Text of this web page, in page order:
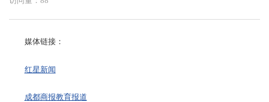
媒体链接：
红星新闻
成都商报教育报道